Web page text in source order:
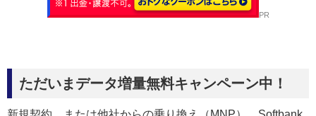
PR
ただいまデータ増量無料キャンペーン中！